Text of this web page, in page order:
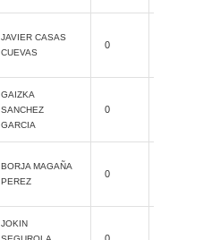
JAVIER CASAS
CUEVAS
0
GAIZKA
SANCHEZ
GARCIA
0
BORJA MAGAÑA
PEREZ
0
JOKIN